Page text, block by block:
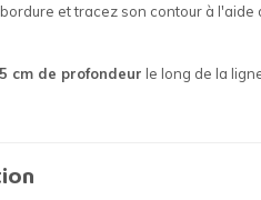
et tracez son contour à l'aide
5 cm de profondeur le long de la